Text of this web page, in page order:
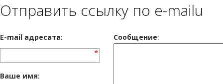
Отправить ссылку по e-mailu
E-mail адресата: Сообщение:
Ваше имя: